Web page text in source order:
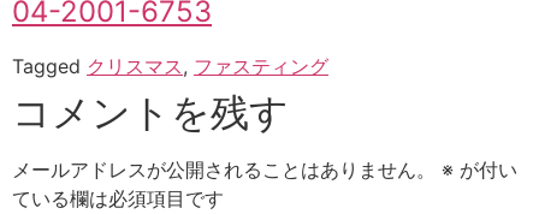
04-2001-6753
Tagged クリスマス, ファスティング
コメントを残す
メールアドレスが公開されることはありません。 ※ が付い
ている欄は必須項目です